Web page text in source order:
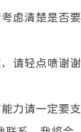
虑清楚是否要
请轻点喷谢谢
力请一定要支